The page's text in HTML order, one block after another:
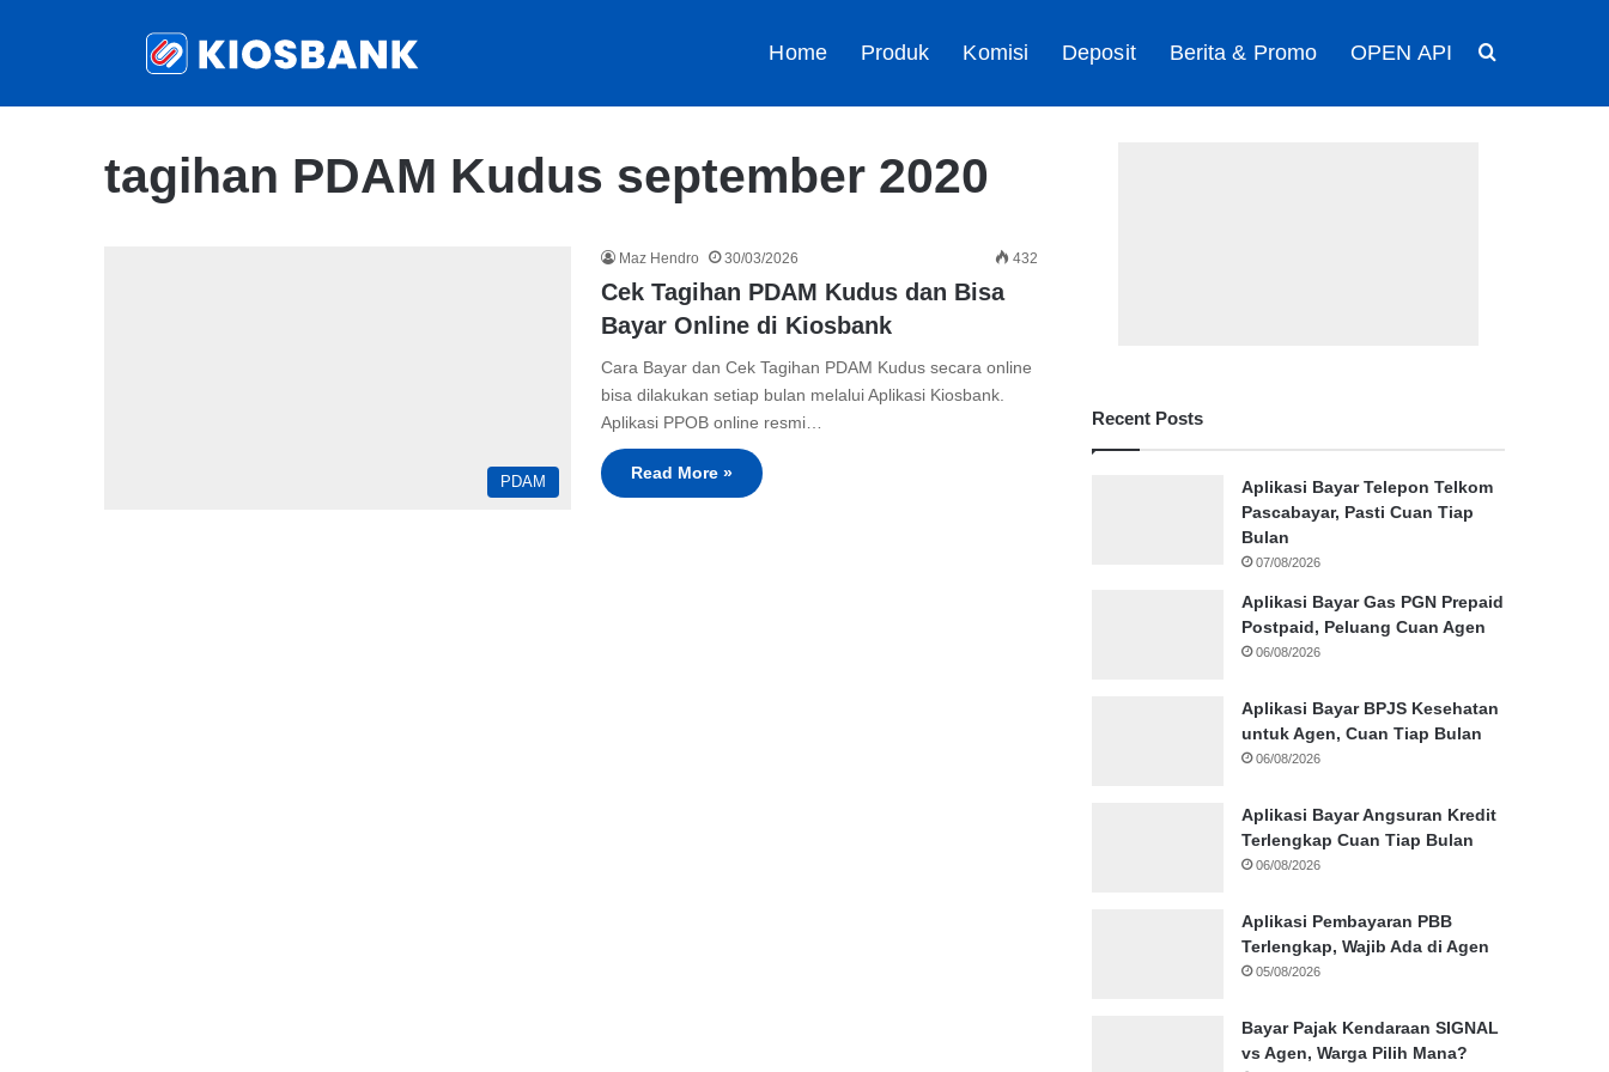
Home Produk Komisi Deposit Berita & Promo OPEN API
tagihan PDAM Kudus september 2020
PDAM
Maz Hendro 30/03/2026 432
Cek Tagihan PDAM Kudus dan Bisa
Bayar Online di Kiosbank
Cara Bayar dan Cek Tagihan PDAM Kudus secara online
bisa dilakukan setiap bulan melalui Aplikasi Kiosbank.
Aplikasi PPOB online resmi…
Read More »
Recent Posts
Aplikasi Bayar Telepon Telkom
Pascabayar, Pasti Cuan Tiap
Bulan
07/08/2026
Aplikasi Bayar Gas PGN Prepaid
Postpaid, Peluang Cuan Agen
06/08/2026
Aplikasi Bayar BPJS Kesehatan
untuk Agen, Cuan Tiap Bulan
06/08/2026
Aplikasi Bayar Angsuran Kredit
Terlengkap Cuan Tiap Bulan
06/08/2026
Aplikasi Pembayaran PBB
Terlengkap, Wajib Ada di Agen
05/08/2026
Bayar Pajak Kendaraan SIGNAL
vs Agen, Warga Pilih Mana?